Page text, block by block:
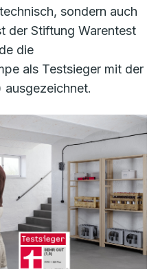
sondern auch
der Stiftung Warentest
die
als Testsieger mit der
ausgezeichnet.